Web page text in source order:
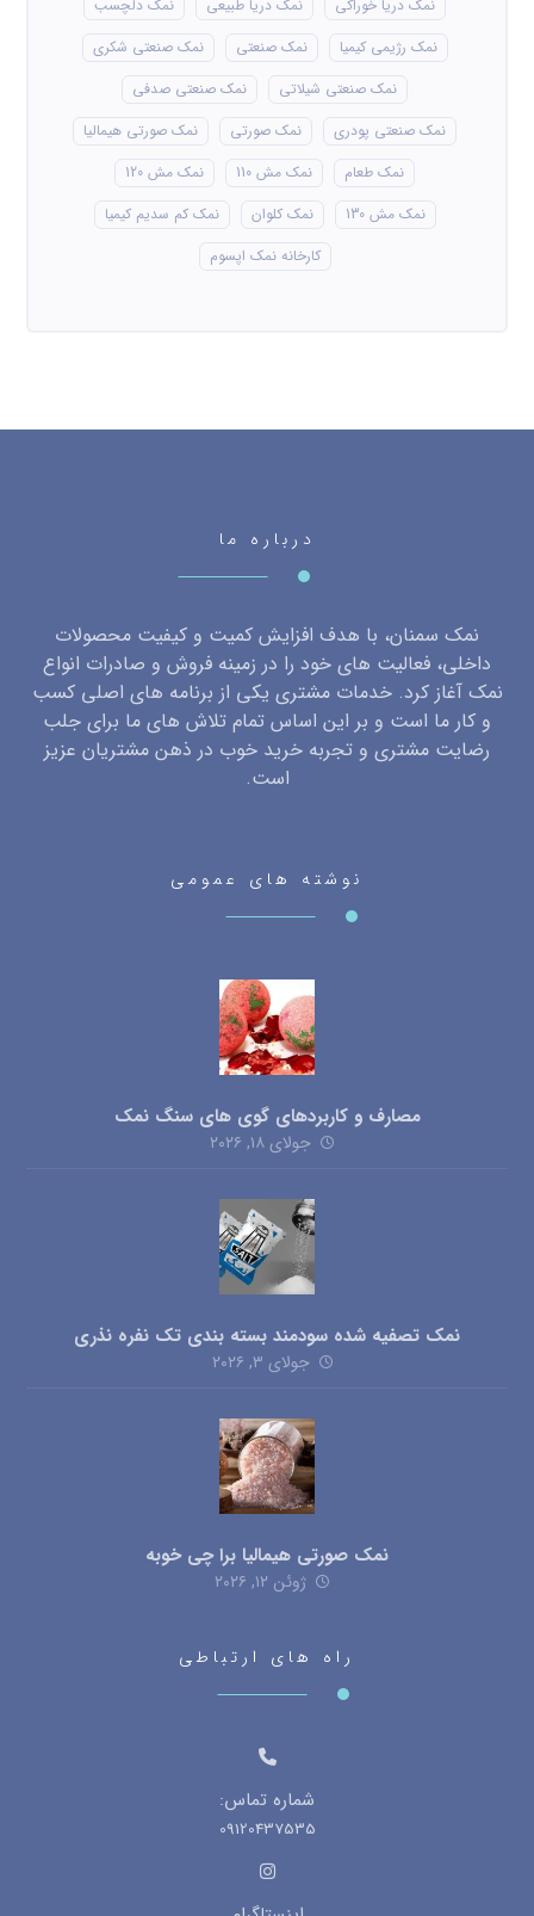
نمک دریا خوراکی
نمک دریا طبیعی
نمک دلچسب
نمک رژیمی کیمیا
نمک صنعتی
نمک صنعتی شکری
نمک صنعتی شیلاتی
نمک صنعتی صدفی
نمک صنعتی پودری
نمک صورتی
نمک صورتی هیمالیا
نمک طعام
نمک مش 110
نمک مش 120
نمک مش 130
نمک کلوان
نمک کم سدیم کیمیا
کارخانه نمک اپسوم
درباره ما
نمک سمنان، با هدف افزایش کمیت و کیفیت محصولات
داخلی، فعالیت های خود را در زمینه فروش و صادرات انواع
نمک آغاز کرد. خدمات مشتری یکی از برنامه های اصلی کسب
و کار ما است و بر این اساس تمام تلاش های ما برای جلب
رضایت مشتری و تجربه خرید خوب در ذهن مشتریان عزیز
است.
نوشته های عمومی
مصارف و کاربردهای گوی های سنگ نمک
جولای ۱۸, ۲۰۲۶
نمک تصفیه شده سودمند بسته بندی تک نفره نذری
جولای ۳, ۲۰۲۶
نمک صورتی هیمالیا برا چی خوبه
ژوئن ۱۲, ۲۰۲۶
راه های ارتباطی
شماره تماس:
09120437535